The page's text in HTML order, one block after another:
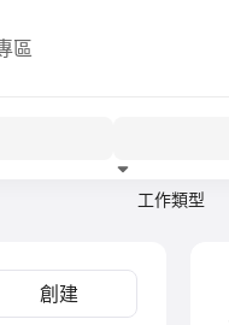
區
工作類型
創建